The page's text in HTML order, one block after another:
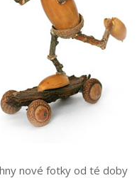
nové fotky od té doby